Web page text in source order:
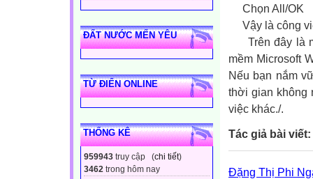
ĐẤT NƯỚC MẾN YÊU
TỪ ĐIỂN ONLINE
THỐNG KÊ
959943 truy cập (chi tiết)
3462 trong hôm nay
Chọn All/OK
Vậy là công
Trên đây là
mềm Microsoft
Nếu bạn nắm
thời gian không
việc khác./.
Tác giả bài viết:
Đặng Thị Phi